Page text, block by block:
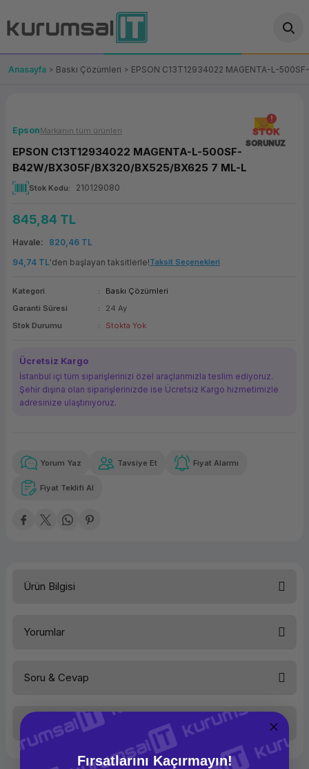
Geri Dön
Geri Dön
OT/VT Ürünleri
Fiş Yazıcı
Panel PC
(Firewall)
Bileşenleri
Geri Dön
Makinesi
Makinesi
Geri Dön
Çözümleri
Geri Dön
Geri Dön
Bağlantı
Yedekleme
Geri Dön
Ürünler
Paketi
Anasayfa Baskı Çözümleri EPSON C13T12934022 MAGENTA-L-
STOK
SORUNUZ
EpsonMarkanın tüm ürünleri
EPSON C13T12934022 MAGENTA-L-500SF-
B42W/BX305F/BX320/BX525/BX625 7 ML-L
Stok Kodu 210129080
845,84 TL
Havale
820,46 TL
94,74 TL'den başlayan taksitlerle!Taksit Seçenekleri
Kategori
Baskı Çözümleri
Garanti Süresi
24 Ay
Stok Durumu
Stokta Yok
Ücretsiz Kargo
İstanbul içi tüm siparişlerinizi özel araçlarımızla teslim ediyoruz.
Şehir dışına olan siparişlerinizde ise Ücretsiz Kargo hizmetimizle
adresinize ulaştırııyoruz.
Güvenilir Alışveriş
Kolay iade imkanı
94,74 TL
Yorum Yaz Tavsiye Et Fiyat Alarmı
Fiyat Teklifi Al
Ürün Bilgisi
Yorumlar
Yorum Yaz
Soru & Cevap
Ürün hakkında henüz soru sorulmamış.
Taksit Seçenekleri
Fırsatlarını Kaçırmayın!